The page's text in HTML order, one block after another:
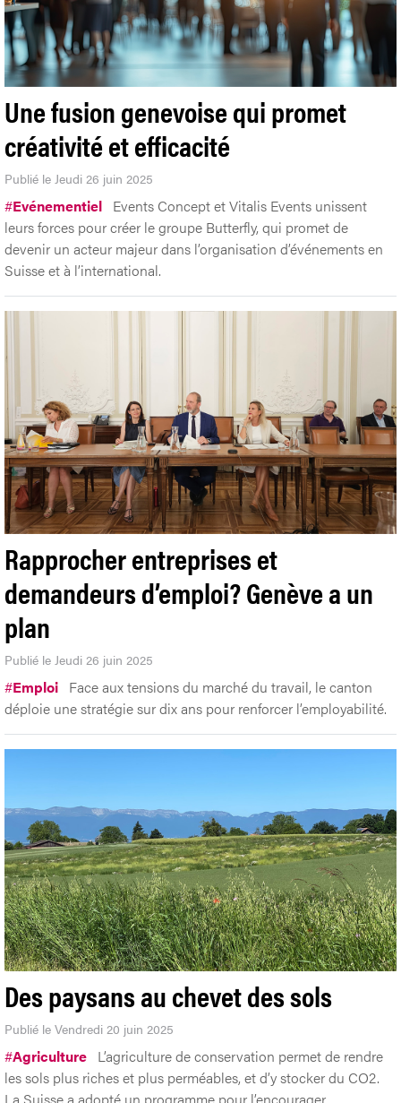
Une fusion genevoise qui promet
créativité et efficacité
Publié le Jeudi 26 juin 2025
#Evénementiel Events Concept et Vitalis Events unissent
leurs forces pour créer le groupe Butterfly, qui promet de
devenir un acteur majeur dans l’organisation d’événements en
Suisse et à l’international.
Rapprocher entreprises et
demandeurs d’emploi? Genève a un
plan
Publié le Jeudi 26 juin 2025
#Emploi Face aux tensions du marché du travail, le canton
déploie une stratégie sur dix ans pour renforcer l’employabilité.
Des paysans au chevet des sols
Publié le Vendredi 20 juin 2025
#Agriculture L’agriculture de conservation permet de rendre
les sols plus riches et plus perméables, et d’y stocker du CO2.
La Suisse a adopté un programme pour l’encourager.